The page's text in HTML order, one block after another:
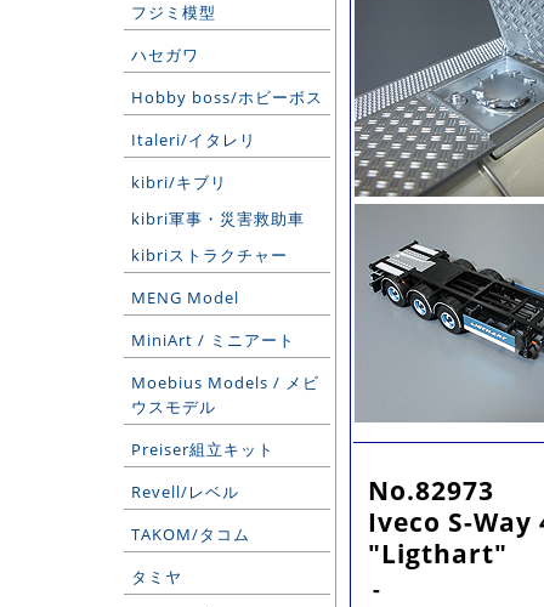
フジミ模型
ハセガワ
Hobby boss/ホビーボス
Italeri/イタレリ
kibri/キブリ
kibri軍事・災害救助車
kibriストラクチャー
MENG Model
MiniArt / ミニアート
Moebius Models / メビ
ウスモデル
Preiser組立キット
Revell/レベル
TAKOM/タコム
タミヤ
No.82973
Iveco S-
"Ligthart"
-